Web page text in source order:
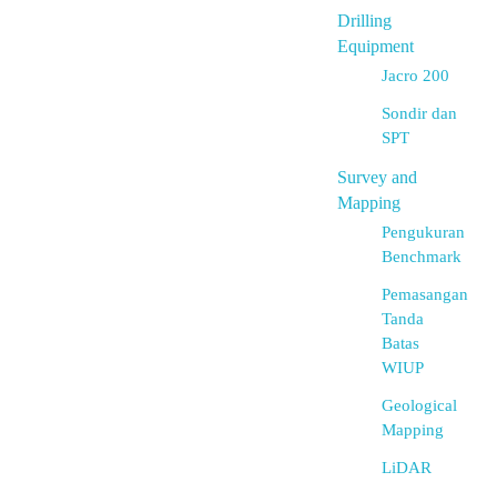
Drilling
Equipment
Jacro 200
Sondir dan
SPT
Survey and
Mapping
Pengukuran
Benchmark
Pemasangan
Tanda
Batas
WIUP
Geological
Mapping
LiDAR